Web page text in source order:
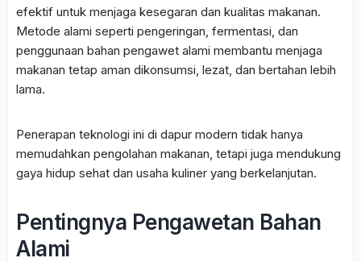
efektif untuk menjaga kesegaran dan kualitas makanan.
Metode alami seperti pengeringan, fermentasi, dan
penggunaan bahan pengawet alami membantu menjaga
makanan tetap aman dikonsumsi, lezat, dan bertahan lebih
lama.
Penerapan teknologi ini di dapur modern tidak hanya
memudahkan pengolahan makanan, tetapi juga mendukung
gaya hidup sehat dan usaha kuliner yang berkelanjutan.
Pentingnya Pengawetan Bahan
Alami